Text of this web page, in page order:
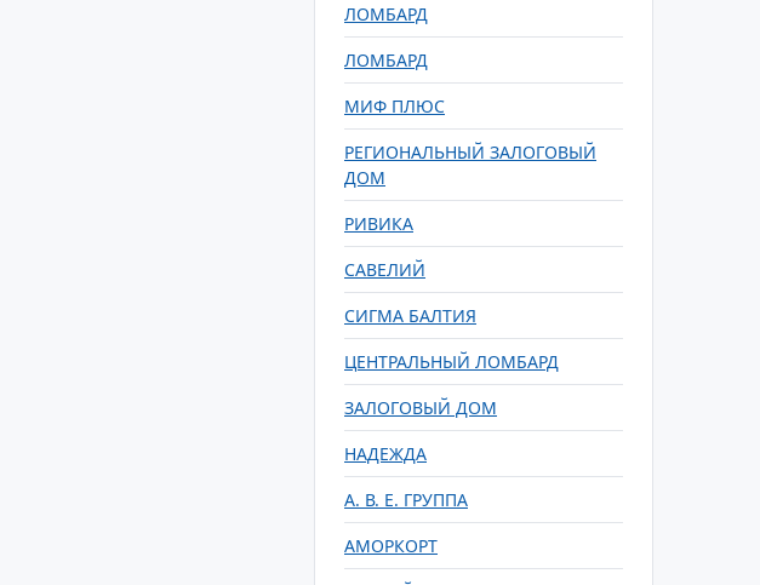
ЛОМБАРД
ЛОМБАРД
МИФ ПЛЮС
РЕГИОНАЛЬНЫЙ ЗАЛОГОВЫЙ
ДОМ
РИВИКА
САВЕЛИЙ
СИГМА БАЛТИЯ
ЦЕНТРАЛЬНЫЙ ЛОМБАРД
ЗАЛОГОВЫЙ ДОМ
НАДЕЖДА
А. В. Е. ГРУППА
АМОРКОРТ